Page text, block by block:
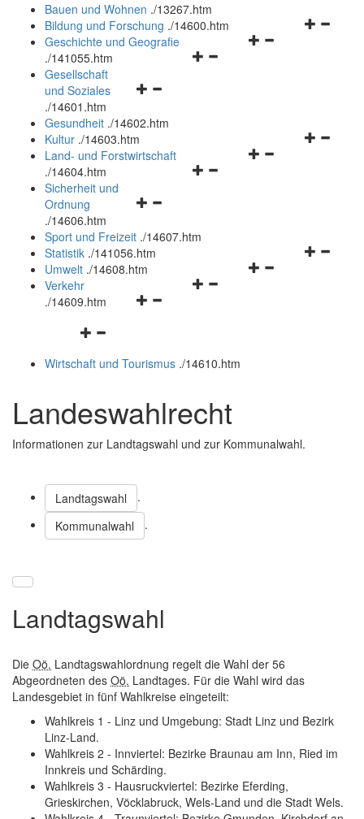
Bauen und Wohnen ./13267.htm
Navigationsmenü
Bildung und Forschung ./14600.htm
Navigationsmenü
Geschichte und Geografie
./141055.htm
Navigationsmenü
und
schließen
Gesellschaft
und Soziales
./14601.htm
Gesundheit ./14602.htm
Navigationsmenü
Kultur ./14603.htm
Navigationsmenü
Land- und Forstwirtschaft
./14604.htm
Navigationsmenü
und
schließen
Sicherheit und
Ordnung
./14606.htm
Sport und Freizeit ./14607.htm
Navigationsmenü
Statistik ./141056.htm
Navigationsmenü
Umwelt ./14608.htm
Navigationsmenü
Verkehr
./14609.htm
Navigationsmenü
und
Wirtschaft und Tourismus ./14610.htm
Landeswahlrecht
Informationen zur Landtagswahl und zur Kommunalwahl.
Landtagswahl
.
Kommunalwahl
.
Landtagswahl
Die Oö. Landtagswahlordnung regelt die Wahl der 56
Abgeordneten des Oö. Landtages. Für die Wahl wird das
Landesgebiet in fünf Wahlkreise eingeteilt:
Wahlkreis 1 - Linz und Umgebung: Stadt Linz und Bezirk
Linz-Land.
Wahlkreis 2 - Innviertel: Bezirke Braunau am Inn, Ried im
Innkreis und Schärding.
Wahlkreis 3 - Hausruckviertel: Bezirke Eferding,
Grieskirchen, Vöcklabruck, Wels-Land und die Stadt Wels.